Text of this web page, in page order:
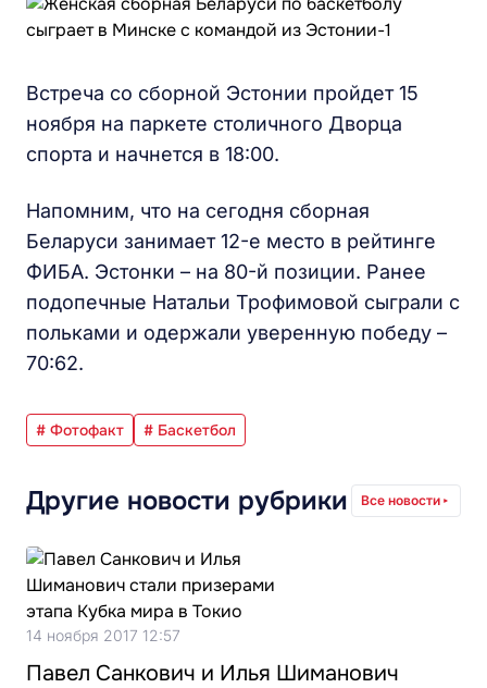
Встреча со сборной Эстонии пройдет 15
ноября на паркете столичного Дворца
спорта и начнется в 18:00.
Напомним, что на сегодня сборная
Беларуси занимает 12-е место в рейтинге
ФИБА. Эстонки – на 80-й позиции. Ранее
подопечные Натальи Трофимовой сыграли с
польками и одержали уверенную победу –
70:62.
# Фотофакт # Баскетбол
Другие новости рубрики Все новости
14 ноября 2017 12:57
Павел Санкович и Илья Шиманович